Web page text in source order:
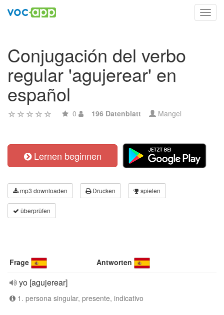
Conjugación del verbo
regular 'agujerear' en
español
0 196 Datenblatt Mangel
Lernen beginnen
mp3 downloaden Drucken spielen
überprüfen
Frage Antworten
yo [agujerear]
1. persona singular, presente, indicativo